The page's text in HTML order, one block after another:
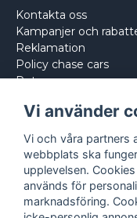
Kontakta oss
Kampanjer och
Reklamation
Policy chase cars
Returnera
Vi använder
Vi och våra partners
webbplats ska
upplevelsen.
används för
marknadsföring.